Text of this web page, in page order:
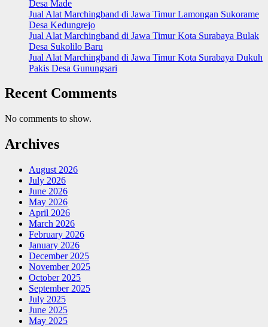
Desa Made
Jual Alat Marchingband di Jawa Timur Lamongan Sukorame
Desa Kedungrejo
Jual Alat Marchingband di Jawa Timur Kota Surabaya Bulak
Desa Sukolilo Baru
Jual Alat Marchingband di Jawa Timur Kota Surabaya Dukuh
Pakis Desa Gunungsari
Recent Comments
No comments to show.
Archives
August 2026
July 2026
June 2026
May 2026
April 2026
March 2026
February 2026
January 2026
December 2025
November 2025
October 2025
September 2025
July 2025
June 2025
May 2025